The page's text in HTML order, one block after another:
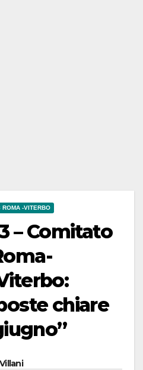
ROMA -VITERBO
– Comitato
chiare